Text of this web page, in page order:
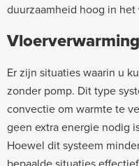
duurzaamheid hoog in het
Er zijn situaties waarin u
zonder pomp. Dit type
convectie om warmte te
geen extra energie nodig
Hoewel dit systeem